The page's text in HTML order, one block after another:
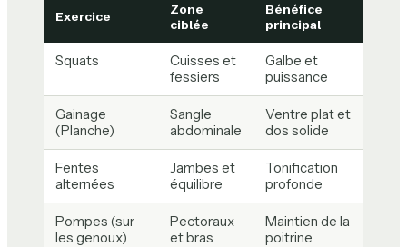
Exercice
Zone
ciblée
Bénéfice
principal
Squats
Cuisses et
fessiers
Galbe et
puissance
Gainage
(Planche)
Sangle
abdominale
Ventre plat et
dos solide
Fentes
alternées
Jambes et
équilibre
Tonification
profonde
Pompes (sur
les genoux)
Pectoraux
et bras
Maintien de la
poitrine